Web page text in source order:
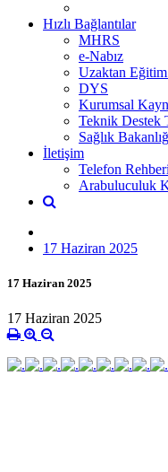
Hızlı Bağlantılar
MHRS
e-Nabız
Uzaktan
DYS
Kurumsal
Teknik Destek
Sağlık
İletişim
Telefon Rehberi
Arabuluculuk
17 Haziran 2025
17 Haziran 2025
17 Haziran 2025